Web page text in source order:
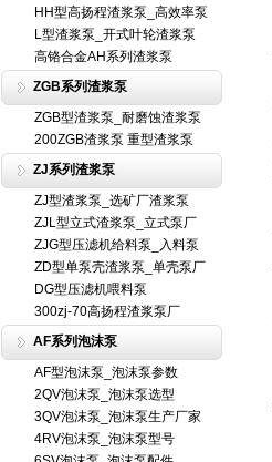
HH型高扬程渣浆泵_高效率泵
L型渣浆泵_开式叶轮渣浆泵
高铬合金AH系列渣浆泵
ZGB系列渣浆泵
ZGB型渣浆泵_耐磨蚀渣浆泵
200ZGB渣浆泵 重型渣浆泵
ZJ系列渣浆泵
ZJ型渣浆泵_选矿厂渣浆泵
ZJL型立式渣浆泵_立式泵厂
ZJG型压滤机给料泵_入料泵
ZD型单泵壳渣浆泵_单壳泵厂
DG型压滤机喂料泵
300zj-70高扬程渣浆泵厂
AF系列泡沫泵
AF型泡沫泵_泡沫泵参数
2QV泡沫泵_泡沫泵选型
3QV泡沫泵_泡沫泵生产厂家
4RV泡沫泵_泡沫泵型号